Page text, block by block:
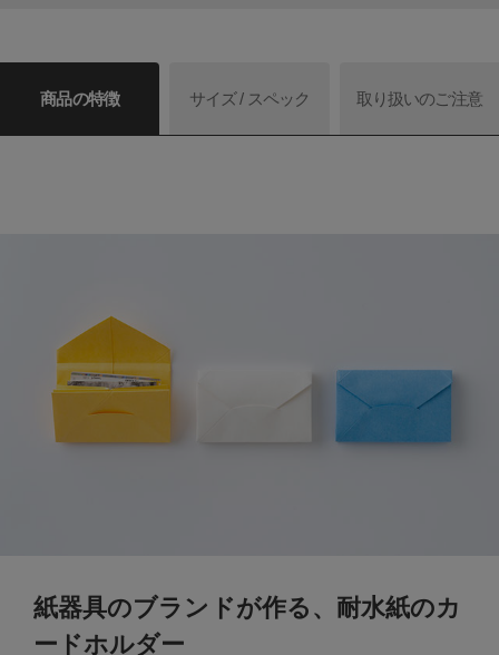
商品の特徴 サイズ / スペック 取り扱いのご注意
紙器具のブランドが作る、耐水紙のカ
ードホルダー